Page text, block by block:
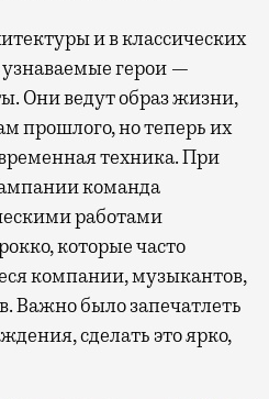
и в классических
герои —
Они ведут образ жизни,
прошлого, но теперь их
техника. При
команда
работами
которые часто
компании, музыкантов,
Важно было запечатлеть
сделать это ярко,